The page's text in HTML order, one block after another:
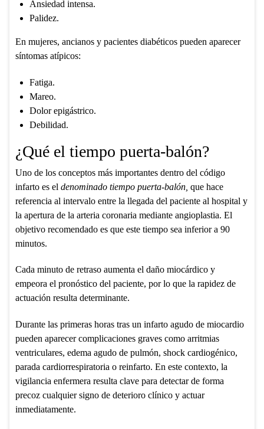
Ansiedad intensa.
Palidez.
En mujeres, ancianos y pacientes diabéticos pueden aparecer
síntomas atípicos:
Fatiga.
Mareo.
Dolor epigástrico.
Debilidad.
¿Qué el tiempo puerta-balón?
Uno de los conceptos más importantes dentro del código
infarto es el denominado tiempo puerta-balón, que hace
referencia al intervalo entre la llegada del paciente al hospital y
la apertura de la arteria coronaria mediante angioplastia. El
objetivo recomendado es que este tiempo sea inferior a 90
minutos.
Cada minuto de retraso aumenta el daño miocárdico y
empeora el pronóstico del paciente, por lo que la rapidez de
actuación resulta determinante.
Durante las primeras horas tras un infarto agudo de miocardio
pueden aparecer complicaciones graves como arritmias
ventriculares, edema agudo de pulmón, shock cardiogénico,
parada cardiorrespiratoria o reinfarto. En este contexto, la
vigilancia enfermera resulta clave para detectar de forma
precoz cualquier signo de deterioro clínico y actuar
inmediatamente.